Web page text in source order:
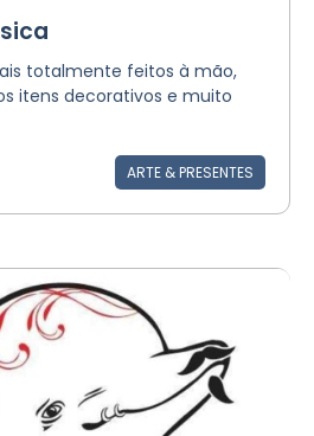
totalmente feitos à mão,
itens decorativos e muito
ARTE & PRESENTES